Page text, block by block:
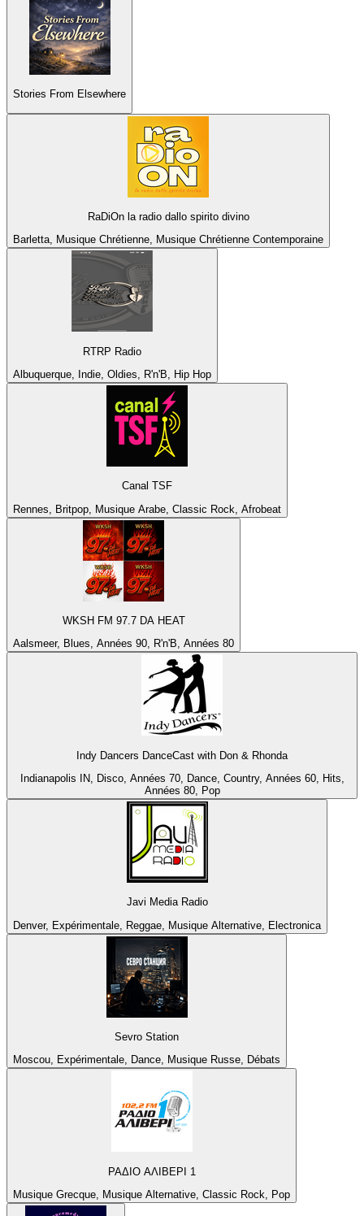
Stories From Elsewhere
RaDiOn la radio dallo spirito divino
Barletta, Musique Chrétienne, Musique Chrétienne Contemporaine
RTRP Radio
Albuquerque, Indie, Oldies, R'n'B, Hip Hop
Canal TSF
Rennes, Britpop, Musique Arabe, Classic Rock, Afrobeat
WKSH FM 97.7 DA HEAT
Aalsmeer, Blues, Années 90, R'n'B, Années 80
Indy Dancers DanceCast with Don & Rhonda
Indianapolis IN, Disco, Années 70, Dance, Country, Années 60, Hits,
Années 80, Pop
Javi Media Radio
Denver, Expérimentale, Reggae, Musique Alternative, Electronica
Sevro Station
Moscou, Expérimentale, Dance, Musique Russe, Débats
ΡΑΔΙΟ ΑΛΙΒΕΡΙ 1
Musique Grecque, Musique Alternative, Classic Rock, Pop